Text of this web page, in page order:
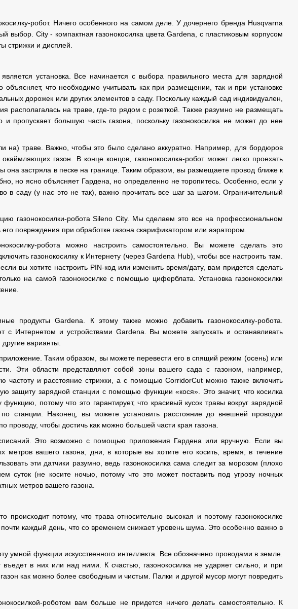
робот. Ничего особенного на самом деле. У дочернего бренда Husqvarna
выбор. City - компактная газонокосилка цвета Gardena, с пластиковым корпусом
стрижки и дисплей.
установка. Все начинается с выбора правильного места для зарядной
что необходимо учитывать как при размещении, так и при установке
дорожек или других элементов в саду. Поскольку каждый сад индивидуален,
располагалась на траве, где-то рядом с розеткой. Также разумно не размещать
пропускает большую часть газона, поскольку газонокосилка не может до нее
на) траве. Важно, чтобы это было сделано аккуратно. Например, для бордюров
газон. В конце концов, газонокосилка-робот может легко проехать
она застряла в песке на границе. Таким образом, вы размещаете провод ближе к
но ясно объясняет Гардена, но определенно не торопитесь. Особенно, если у
в саду (у нас это не так), важно прочитать все шаг за шагом. Ограничительный
газонокосилки-робота Sileno City. Мы сделаем это все на профессиональном
повреждения при обработке газона скарификатором или аэратором.
робота можно настроить самостоятельно. Вы можете сделать это
газонокосилку к Интернету (через Gardena Hub), чтобы все настроить там.
вы хотите настроить PIN-код или изменить время/дату, вам придется сделать
на самой газонокосилке с помощью циферблата. Установка газонокосилки
Gardena. К этому также можно добавить газонокосилку-робота.
Интернетом и устройствами Gardena. Вы можете запускать и останавливать
варианты.
Таким образом, вы можете перевести его в спящий режим (осень) или
Эти области представляют собой зоны вашего сада с газоном, например,
частоту и расстояние стрижки, а с помощью CorridorCut можно также включить
защиту зарядной станции с помощью функции «кося». Это значит, что косилка
потому что это гарантирует, что красивый кусок травы вокруг зарядной
станции. Наконец, вы можете установить расстояние до внешней проводки
проводу, чтобы достичь как можно большей части края газона.
Это возможно с помощью приложения Гардена или вручную. Если вы
метров вашего газона, дни, в которые вы хотите его косить, время, в течение
эти датчики разумно, ведь газонокосилка сама следит за морозом (плохо
суток (не косите ночью, потому что это может поставить под угрозу ночных
метров вашего газона.
потому, что трава относительно высокая и поэтому газонокосилке
каждый день, что со временем снижает уровень шума. Это особенно важно в
функции искусственного интеллекта. Все обозначено проводами в земле.
въедет в них или над ними. К счастью, газонокосилка не ударяет сильно, и при
как можно более свободным и чистым. Палки и другой мусор могут повредить
роботом вам больше не придется ничего делать самостоятельно. К